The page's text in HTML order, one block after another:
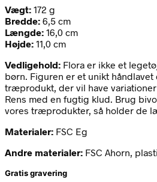
Vægt: 172 g
Bredde: 6,5 cm
Længde: 16,0 cm
Højde: 11,0 cm
Vedligehold: Flora er ikke et
børn. Figuren er et unikt håndlavet
træprodukt, der vil have
Rens med en fugtig klud. Brug
vores træprodukter, så holder de
Materialer: FSC Eg
Andre materialer: FSC Ahorn,
Gratis gravering